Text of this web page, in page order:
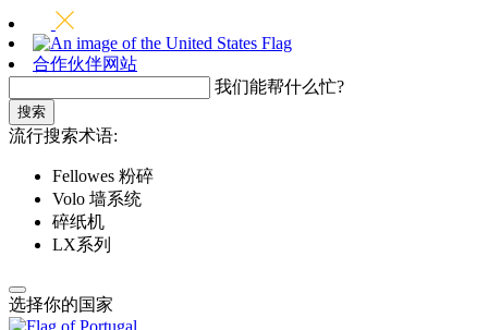
合作伙伴网站
我们能帮什么忙?
搜索
流行搜索术语:
Fellowes 粉碎
Volo 墙系统
碎纸机
LX系列
选择你的国家